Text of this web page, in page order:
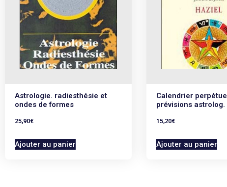
Astrologie. radiesthésie et
ondes de formes
25,90€
Ajouter au panier
Calendrier perpétuel
prévisions astrolog.
15,20€
Ajouter au panier